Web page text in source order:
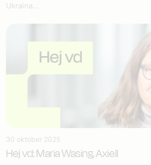
Ukraina...
30 oktober 2025
Hej vd: Maria Wasing, Axiell